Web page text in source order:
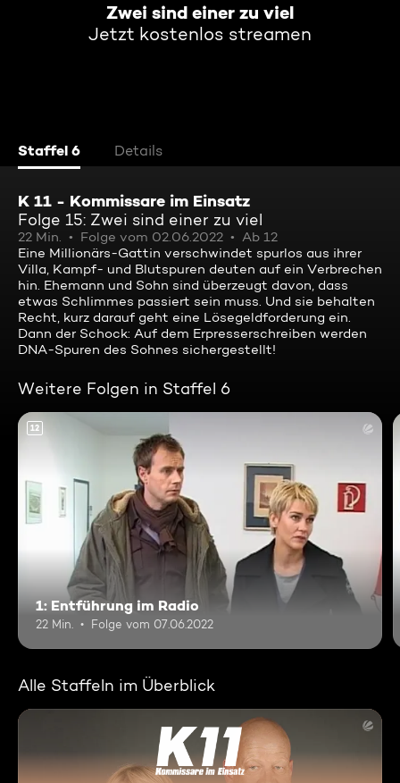
Zwei sind einer zu viel
Jetzt kostenlos streamen
Staffel 6 Details
K 11 - Kommissare im Einsatz
Folge 15: Zwei sind einer zu viel
22 Min. Folge vom 02.06.2022
Ab 12
Eine Millionärs-Gattin verschwindet spurlos aus ihrer
Villa, Kampf- und Blutspuren deuten auf ein Verbrechen
hin. Ehemann und Sohn sind überzeugt davon, dass
etwas Schlimmes passiert sein muss. Und sie behalten
Recht, kurz darauf geht eine Lösegeldforderung ein.
Dann der Schock: Auf dem Erpresserschreiben werden
DNA-Spuren des Sohnes sichergestellt!
Weitere Folgen in Staffel 6
12
1: Entführung im Radio
22 Min. Folge vom 07.06.2022
Alle Staffeln im Überblick